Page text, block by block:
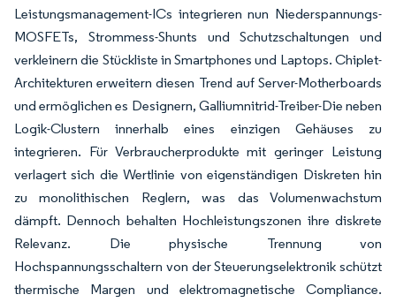
Leistungsmanagement-ICs integrieren nun Niederspannungs-
MOSFETs, Strommess-Shunts und Schutzschaltungen und
verkleinern die Stückliste in Smartphones und Laptops. Chiplet-
Architekturen erweitern diesen Trend auf Server-Motherboards
und ermöglichen es Designern, Galliumnitrid-Treiber-Die neben
Logik-Clustern innerhalb eines einzigen Gehäuses zu
integrieren. Für Verbraucherprodukte mit geringer Leistung
verlagert sich die Wertlinie von eigenständigen Diskreten hin
zu monolithischen Reglern, was das Volumenwachstum
dämpft. Dennoch behalten Hochleistungszonen ihre diskrete
Relevanz. Die physische Trennung von
Hochspannungsschaltern von der Steuerungselektronik schützt
thermische Margen und elektromagnetische Compliance.